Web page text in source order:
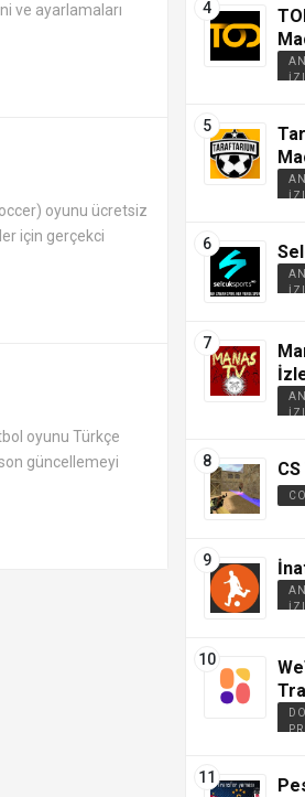
ve ayarlamaları
oyunu ücretsiz
için gerçekci
oyunu Türkçe
güncellemeyi